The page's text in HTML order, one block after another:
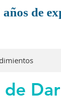
años de
de